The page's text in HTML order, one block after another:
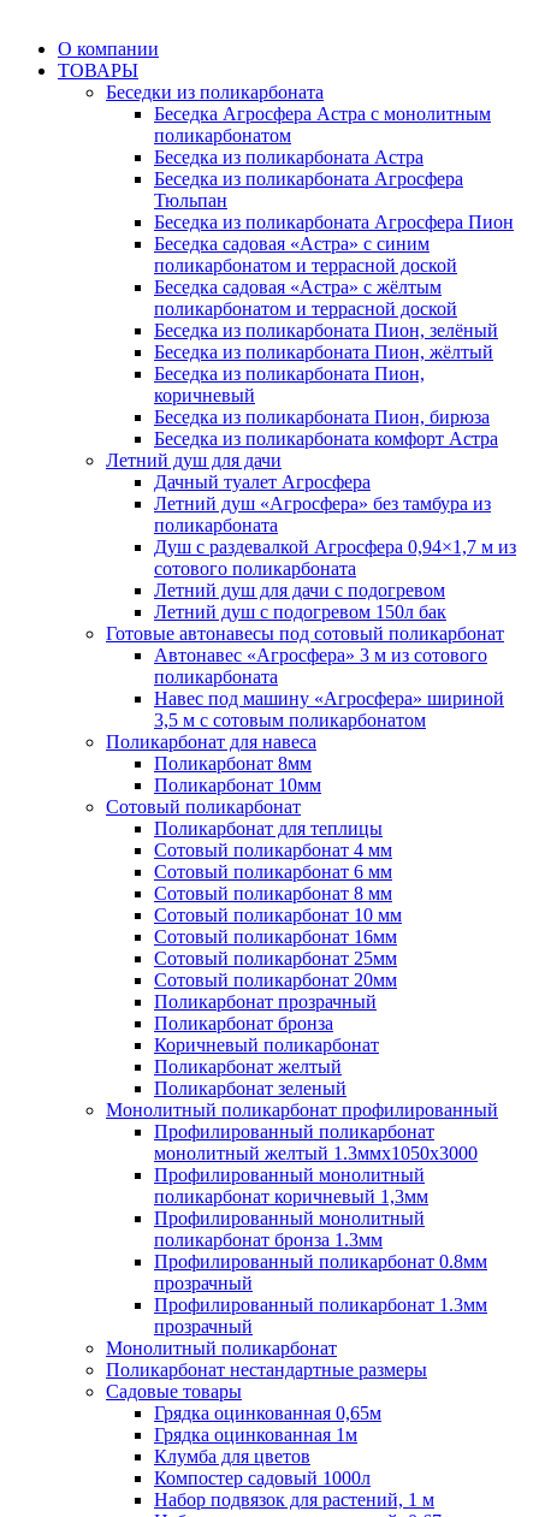
О компании
ТОВАРЫ
Беседки из поликарбоната
Беседка Агросфера Астра с монолитным
поликарбонатом
Беседка из поликарбоната Астра
Беседка из поликарбоната Агросфера
Тюльпан
Беседка из поликарбоната Агросфера Пион
Беседка садовая «Астра» с синим
поликарбонатом и террасной доской
Беседка садовая «Астра» с жёлтым
поликарбонатом и террасной доской
Беседка из поликарбоната Пион, зелёный
Беседка из поликарбоната Пион, жёлтый
Беседка из поликарбоната Пион,
коричневый
Беседка из поликарбоната Пион, бирюза
Беседка из поликарбоната комфорт Астра
Летний душ для дачи
Дачный туалет Агросфера
Летний душ «Агросфера» без тамбура из
поликарбоната
Душ с раздевалкой Агросфера 0,94×1,7 м из
сотового поликарбоната
Летний душ для дачи с подогревом
Летний душ с подогревом 150л бак
Готовые автонавесы под сотовый поликарбонат
Автонавес «Агросфера» 3 м из сотового
поликарбоната
Навес под машину «Агросфера» шириной
3,5 м с сотовым поликарбонатом
Поликарбонат для навеса
Поликарбонат 8мм
Поликарбонат 10мм
Сотовый поликарбонат
Поликарбонат для теплицы
Сотовый поликарбонат 4 мм
Сотовый поликарбонат 6 мм
Сотовый поликарбонат 8 мм
Сотовый поликарбонат 10 мм
Сотовый поликарбонат 16мм
Сотовый поликарбонат 25мм
Сотовый поликарбонат 20мм
Поликарбонат прозрачный
Поликарбонат бронза
Коричневый поликарбонат
Поликарбонат желтый
Поликарбонат зеленый
Монолитный поликарбонат профилированный
Профилированный поликарбонат
монолитный желтый 1.3ммх1050х3000
Профилированный монолитный
поликарбонат коричневый 1,3мм
Профилированный монолитный
поликарбонат бронза 1.3мм
Профилированный поликарбонат 0.8мм
прозрачный
Профилированный поликарбонат 1.3мм
прозрачный
Монолитный поликарбонат
Поликарбонат нестандартные размеры
Садовые товары
Грядка оцинкованная 0,65м
Грядка оцинкованная 1м
Клумба для цветов
Компостер садовый 1000л
Набор подвязок для растений, 1 м